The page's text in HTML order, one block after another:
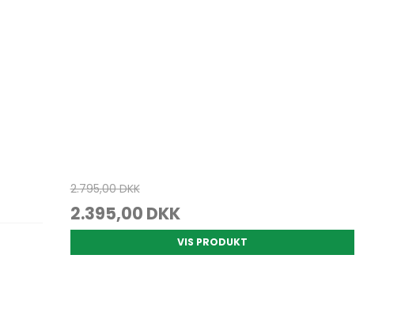
2.795,00 DKK
2.395,00 DKK
VIS PRODUKT